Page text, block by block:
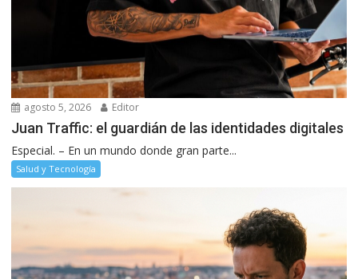
agosto 5, 2026 Editor
Juan Traffic: el guardián de las identidades digitales
Especial. – En un mundo donde gran parte...
Salud y Tecnología